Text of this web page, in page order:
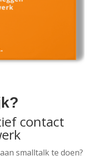
contact
smalltalk te doen?